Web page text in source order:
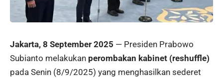
Jakarta, 8 September 2025 — Presiden Prabowo
Subianto melakukan perombakan kabinet (reshuffle)
pada Senin (8/9/2025) yang menghasilkan sederet